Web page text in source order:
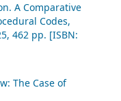
A Comparative
Codes,
462 pp. [ISBN:
The Case of